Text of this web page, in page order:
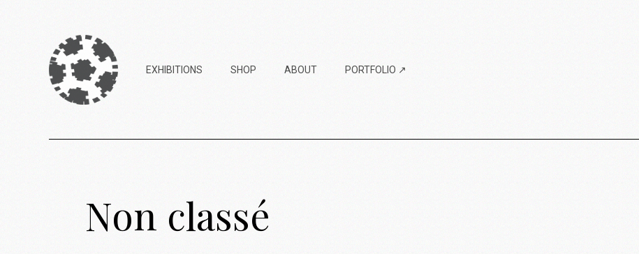
EXHIBITIONS
2022 – Copy3000 (Pol’N)
SHOP ABOUT PORTFOLIO ↗
Non classé